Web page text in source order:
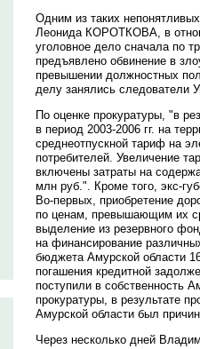
Одним из таких
Леонида КОРОТКОВА, в
уголовное дело сначала по
предъявлено обвинение в
превышении должностных
делу занялись следователи
По оценке прокуратуры, "в
в период 2003-2006 гг. на
среднеотпускной тариф на
потребителей. Увеличение
включены затраты на
млн руб.". Кроме того, экс-
Во-первых, приобретение
по ценам, превышающим их
выделение из резервного
на финансирование
бюджета Амурской области
погашения кредитной
поступили в собственность
прокуратуры, в результате
Амурской области был
Через несколько дней